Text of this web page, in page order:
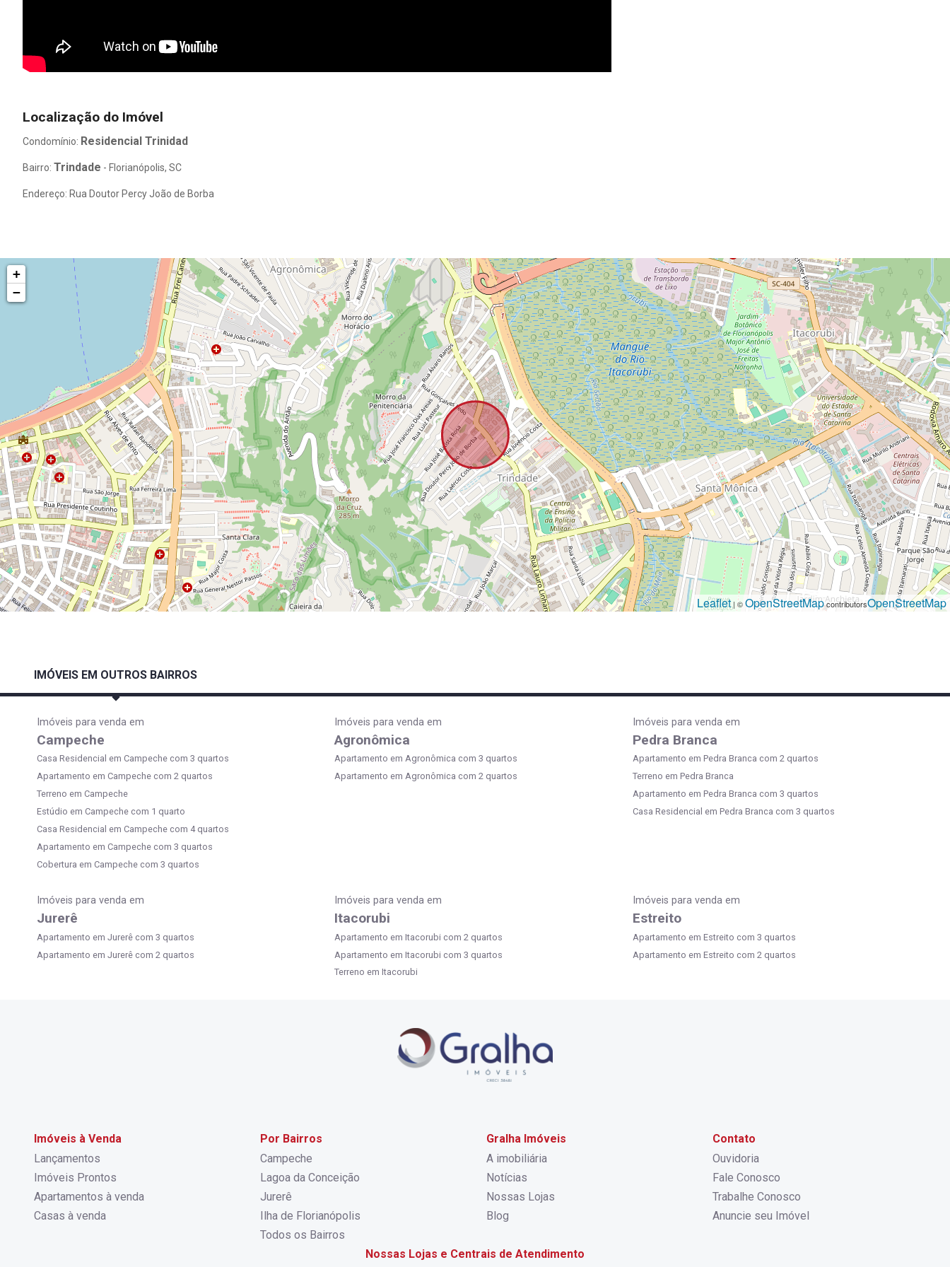
Localização do Imóvel
Condomínio: Residencial Trinidad
Bairro: Trindade - Florianópolis, SC
Endereço: Rua Doutor Percy João de Borba
+
−
Leaflet| ©OpenStreetMapcontributorsOpenStreetMap
IMÓVEIS EM OUTROS BAIRROS
Imóveis para venda em
Campeche
Casa Residencial em Campeche com 3 quartos
Apartamento em Campeche com 2 quartos
Terreno em Campeche
Estúdio em Campeche com 1 quarto
Casa Residencial em Campeche com 4 quartos
Apartamento em Campeche com 3 quartos
Cobertura em Campeche com 3 quartos
Imóveis para venda em
Agronômica
Apartamento em Agronômica com 3 quartos
Apartamento em Agronômica com 2 quartos
Imóveis para venda em
Pedra Branca
Apartamento em Pedra Branca com 2 quartos
Terreno em Pedra Branca
Apartamento em Pedra Branca com 3 quartos
Casa Residencial em Pedra Branca com 3 quartos
Imóveis para venda em
Jurerê
Apartamento em Jurerê com 3 quartos
Apartamento em Jurerê com 2 quartos
Imóveis para venda em
Itacorubi
Apartamento em Itacorubi com 2 quartos
Apartamento em Itacorubi com 3 quartos
Terreno em Itacorubi
Imóveis para venda em
Estreito
Apartamento em Estreito com 3 quartos
Apartamento em Estreito com 2 quartos
Imóveis à Venda
Lançamentos
Imóveis Prontos
Apartamentos à venda
Casas à venda
Por Bairros
Campeche
Lagoa da Conceição
Jurerê
Ilha de Florianópolis
Todos os Bairros
Gralha Imóveis
A imobiliária
Notícias
Nossas Lojas
Blog
Contato
Ouvidoria
Fale Conosco
Trabalhe Conosco
Anuncie seu Imóvel
Nossas Lojas e Centrais de Atendimento